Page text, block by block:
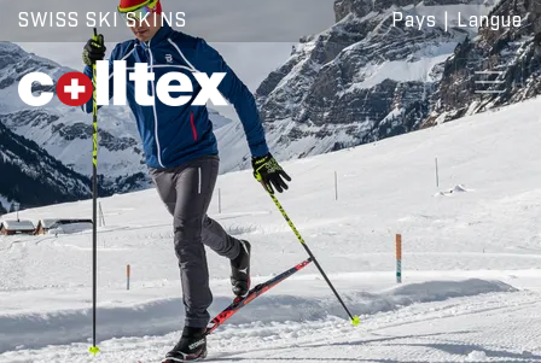
SWISS SKI SKINS Pays|Langue